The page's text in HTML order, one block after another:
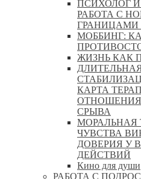
ПСИХОЛОГ И
РАБОТА С
ГРАНИЦАМИ
МОББИНГ:
ЖИЗНЬ КАК
КАРТА
СРЫВА
МОРАЛЬНАЯ
ЧУВСТВА
ДОВЕРИЯ У
ДЕЙСТВИЙ
Кино для души
РАБОТА С